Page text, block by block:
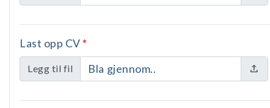
Last opp CV*
Legg til fil Bla gjennom..